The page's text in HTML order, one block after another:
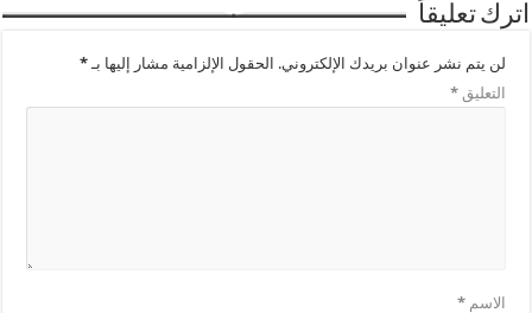
اترك تعليقاً
لن يتم نشر عنوان بريدك الإلكتروني. الحقول الإلزامية مشار إليها بـ*
التعليق*
الاسم*